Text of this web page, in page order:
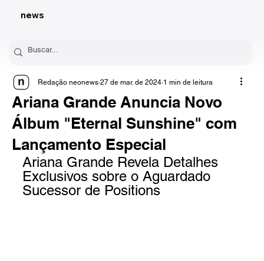
news
Ariana Grande Anuncia Novo
Álbum "Eternal Sunshine" com
Lançamento Especial
Redação neonews 27 de mar. de 2024 1 min de leitura
Ariana Grande Revela Detalhes
Exclusivos sobre o Aguardado
Sucessor de Positions